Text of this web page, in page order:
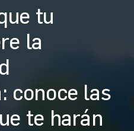
tu
la
conoce las
te harán